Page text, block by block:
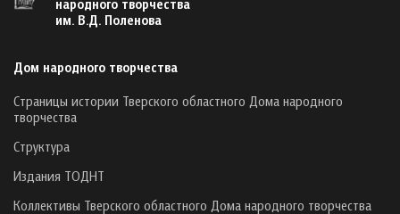
народного творчества
им. В.Д. Поленова
Дом народного творчества
Страницы истории Тверского областного Дома народного
творчества
Структура
Издания ТОДНТ
Коллективы Тверского областного Дома народного творчества